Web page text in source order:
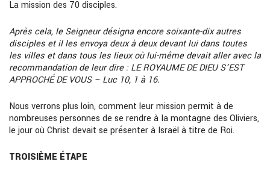
La mission des 70 disciples.
Après cela, le Seigneur désigna encore soixante-dix autres
disciples et il les envoya deux à deux devant lui dans toutes
les villes et dans tous les lieux où lui-même devait aller avec la
recommandation de leur dire : LE ROYAUME DE DIEU S’EST
APPROCHÉ DE VOUS – Luc 10, 1 à 16.
Nous verrons plus loin, comment leur mission permit à de
nombreuses personnes de se rendre à Ia montagne des Oliviers,
le jour où Christ devait se présenter à Israël à titre de Roi.
TROISIÈME ÉTAPE